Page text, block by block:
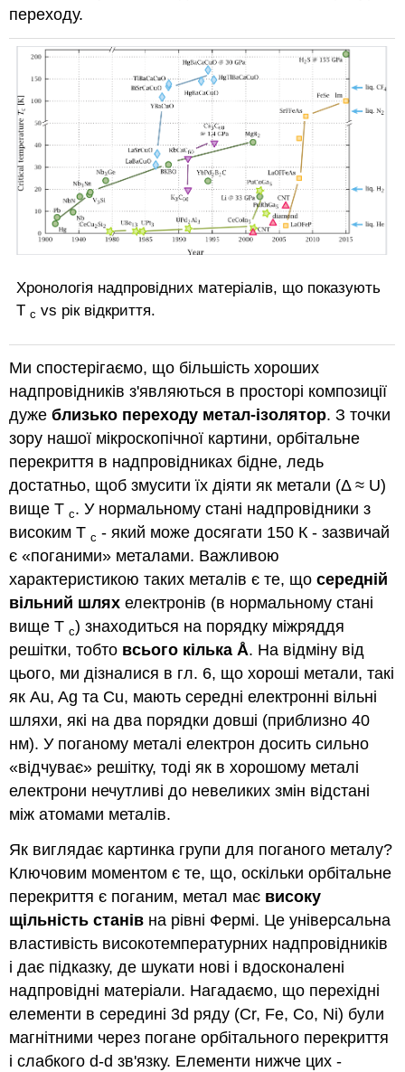
переходу.
Хронологія надпровідних матеріалів, що показують
Tc vs рік відкриття.
Ми спостерігаємо, що більшість хороших
надпровідників з'являються в просторі композиції
дужеблизько переходу метал-ізолятор. З точки
зору нашої мікроскопічної картини, орбітальне
перекриття в надпровідниках бідне, ледь
достатньо, щоб змусити їх діяти як метали (Δ ≈ U)
вище Tc. У нормальному стані надпровідники з
високим Tc - який може досягати 150 К - зазвичай
є «поганими» металами. Важливою
характеристикою таких металів є те, щосередній
вільний шлях електронів (в нормальному стані
вище Tc) знаходиться на порядку міжряддя
решітки, тобто всього кілька Å. На відміну від
цього, ми дізналися в гл. 6, що хороші метали, такі
як Au, Ag та Cu, мають середні електронні вільні
шляхи, які на два порядки довші (приблизно 40
нм). У поганому металі електрон досить сильно
«відчуває» решітку, тоді як в хорошому металі
електрони нечутливі до невеликих змін відстані
між атомами металів.
Як виглядає картинка групи для поганого металу?
Ключовим моментом є те, що, оскільки орбітальне
перекриття є поганим, метал має високу
щільність станів на рівні Фермі. Це універсальна
властивість високотемпературних надпровідників
і дає підказку, де шукати нові і вдосконалені
надпровідні матеріали. Нагадаємо, що перехідні
елементи в середині 3d ряду (Cr, Fe, Co, Ni) були
магнітними через погане орбітального перекриття
і слабкого d-d зв'язку. Елементи нижче цих -